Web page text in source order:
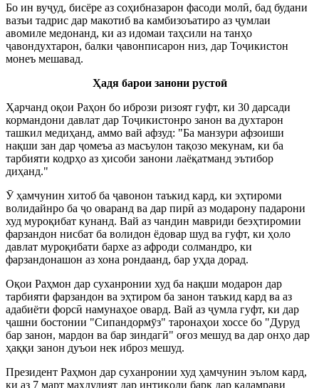
Бо ин вуҷуд, бисёре аз соҳибназарон фасоди молӣ, бад будани
вазъи тадрис дар макотиб ва камбизоъатиро аз ҷумлаи
авомиле медонанд, ки аз идомаи таҳсили на танҳо
ҷавондухтарон, балки ҷавонписарон низ, дар Тоҷикистон
монеъ мешавад.
Ҳадя барои занони рустоӣ
Ҳарчанд оқои Раҳон бо ибрози ризоят гуфт, ки 30 дарсади
кормандони давлат дар Тоҷикистонро занон ва духтарон
ташкил медиҳанд, аммо вай афзуд: "Ба манзури афзоиши
нақши зан дар ҷомеъа аз масъулон тақозо мекунам, ки ба
тарбияти кодрҳо аз ҳисоби занони лаёқатманд эътибор
диҳанд."
Ӯ ҳамчунин хитоб ба ҷавонон таъкид кард, ки эҳтироми
волидайнро ба ҷо оваранд ва дар пирӣ аз модарону падарони
худ муроқибат кунанд. Вай аз чандин мавриди беэҳтиромии
фарзандон нисбат ба волидон ёдовар шуд ва гуфт, ки ҳоло
давлат муроқибати бархе аз афроди солмандро, ки
фарзандонашон аз хона рондаанд, бар уҳда дорад.
Оқои Раҳмон дар суханронии худ ба нақши модарон дар
тарбияти фарзандон ва эҳтиром ба занон таъкид кард ва аз
адабиёти форсӣ намунаҳое овард. Вай аз ҷумла гуфт, ки дар
ҷашни бостонии "Сипандормӯз" таронаҳои хоссе бо "Дуруд
бар занон, мардон ва бар зиндагӣ" оғоз мешуд ва дар онҳо дар
ҳаққи занон дуъои нек иброз мешуд.
Президент Раҳмон дар суханронии худ ҳамчунин эълом кард,
ки аз 7 март маҳдудият дар интиқоли барқ дар қаламрави